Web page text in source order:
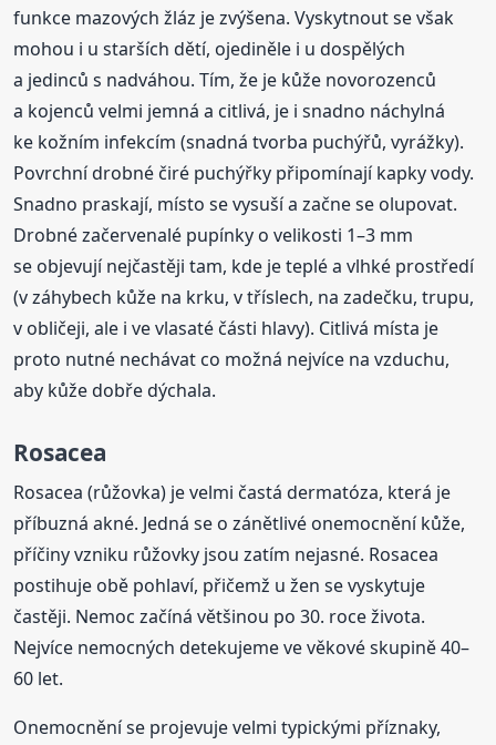
funkce mazových žláz je zvýšena. Vyskytnout se však
mohou i u starších dětí, ojediněle i u dospělých
a jedinců s nadváhou. Tím, že je kůže novorozenců
a kojenců velmi jemná a citlivá, je i snadno náchylná
ke kožním infekcím (snadná tvorba puchýřů, vyrážky).
Povrchní drobné čiré puchýřky připomínají kapky vody.
Snadno praskají, místo se vysuší a začne se olupovat.
Drobné začervenalé pupínky o velikosti 1–3 mm
se objevují nejčastěji tam, kde je teplé a vlhké prostředí
(v záhybech kůže na krku, v tříslech, na zadečku, trupu,
v obličeji, ale i ve vlasaté části hlavy). Citlivá místa je
proto nutné nechávat co možná nejvíce na vzduchu,
aby kůže dobře dýchala.
Rosacea
Rosacea (růžovka) je velmi častá dermatóza, která je
příbuzná akné. Jedná se o zánětlivé onemocnění kůže,
příčiny vzniku růžovky jsou zatím nejasné. Rosacea
postihuje obě pohlaví, přičemž u žen se vyskytuje
častěji. Nemoc začíná většinou po 30. roce života.
Nejvíce nemocných detekujeme ve věkové skupině 40–
60 let.
Onemocnění se projevuje velmi typickými příznaky,